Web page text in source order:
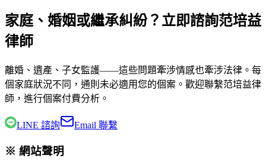
家庭、婚姻或繼承糾紛？立即諮詢范培益
律師
離婚、遺產、子女監護——這些問題牽涉情感也牽涉法律。每
個家庭狀況不同，通則未必適用您的個案。歡迎聯繫范培益律
師 ，進行個案付費分析。
LINE 諮詢 Email 聯繫
※ 網站聲明